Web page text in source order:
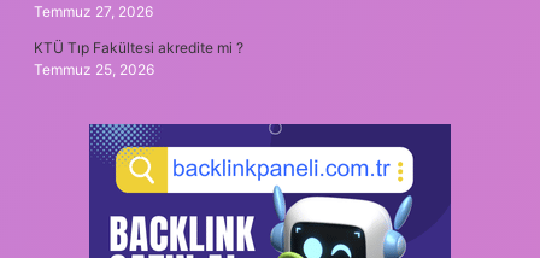
Temmuz 27, 2026
KTÜ Tıp Fakültesi akredite mi ?
Temmuz 25, 2026